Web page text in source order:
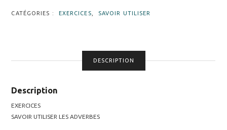
|
CATÉGORIES : EXERCICES SAVOIR UTILISER
DESCRIPTION
Description
EXERCICES
SAVOIR UTILISER LES ADVERBES